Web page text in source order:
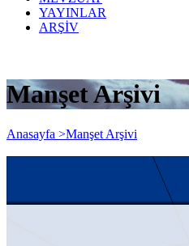
YAYINLAR
ARŞİV
Manşet Arşivi
Anasayfa >Manşet Arşivi